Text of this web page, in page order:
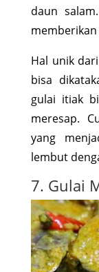
daun
Hal unik
bisa
gulai itiak
meresap.
yang
lembut
7. Gulai